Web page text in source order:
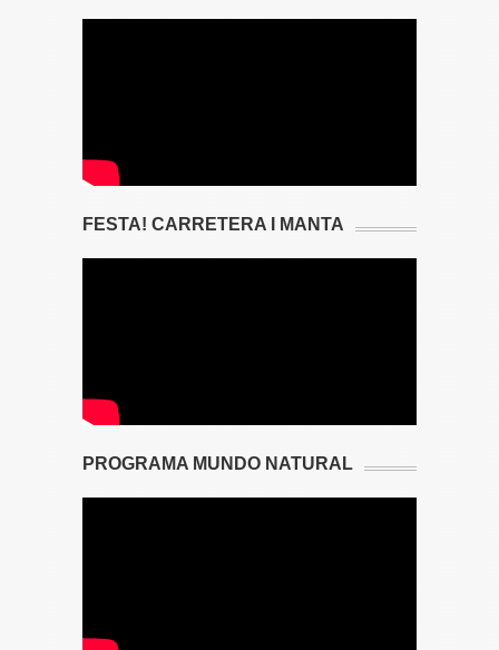
FESTA! CARRETERA I MANTA
PROGRAMA MUNDO NATURAL